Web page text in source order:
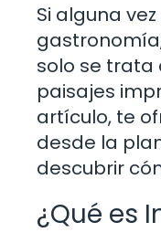
Si alguna
solo se trata
paisajes
artículo, te
desde la
descubrir
¿Qué es